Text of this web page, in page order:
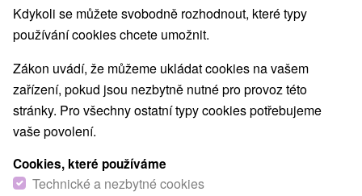
Nejprodávanější
1.
Kdykoli se můžete svobodně rozhodnout, které typy
používání cookies chcete umožnit.
Zákon uvádí, že můžeme ukládat cookies na vašem
zařízení, pokud jsou nezbytně nutné pro provoz této
stránky. Pro všechny ostatní typy cookies potřebujeme
vaše povolení.
Cookies, které používáme
Technické a nezbytné cookies